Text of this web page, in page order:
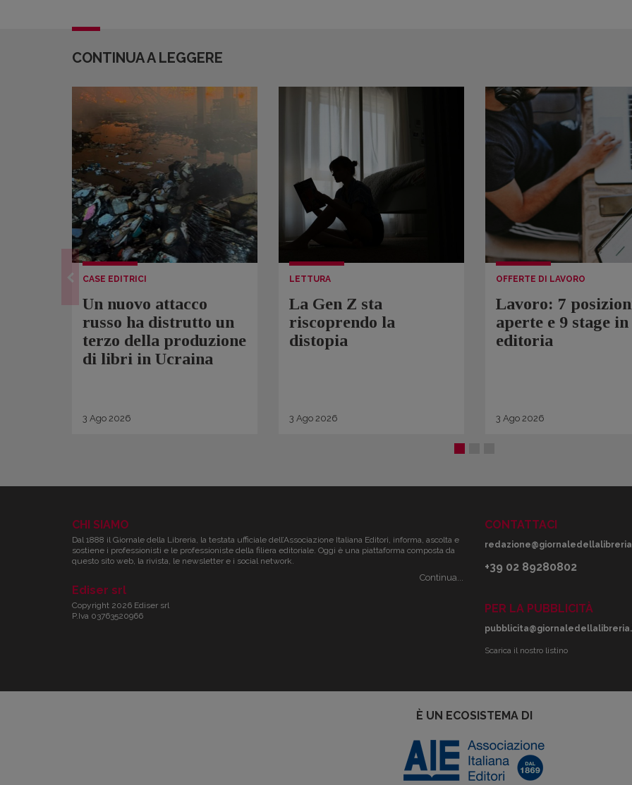
CONTINUA A LEGGERE
CASE EDITRICI
Un nuovo attacco
russo ha distrutto un
terzo della produzione
di libri in Ucraina
3 Ago 2026
LETTURA
La Gen Z sta
riscoprendo la
distopia
3 Ago 2026
OFFERTE DI LAVORO
Lavoro: 7
aperte e 9 stage in
editoria
3 Ago 2026
CHI SIAMO
Dal 1888 il Giornale della Libreria, la testata ufficiale dell’Associazione Italiana Editori, informa, ascolta e
sostiene i professionisti e le professioniste della filiera editoriale. Oggi è una piattaforma composta da
questo sito web, la rivista, le newsletter e i social network.
Continua...
Ediser srl
Copyright 2026 Ediser srl
P.Iva 03763520966
CONTATTACI
+39 02 89280802
PER LA PUBBLICITÀ
Scarica il nostro listino
È UN ECOSISTEMA DI